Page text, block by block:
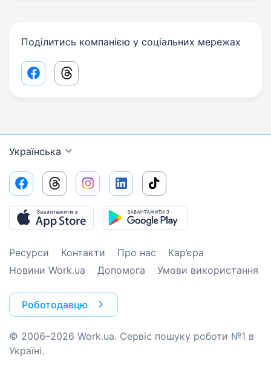
Поділитись компанією у соціальних мережах
Facebook share link
Threads share link
Українська
Ресурси Контакти Про нас
Кар’єра
Новини Work.ua
Допомога Умови використання
Роботодавцю
© 2006–2026 Work.ua. Сервіс пошуку роботи №1 в
Україні.